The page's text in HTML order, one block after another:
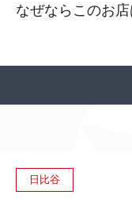
なぜならこのお
日比谷